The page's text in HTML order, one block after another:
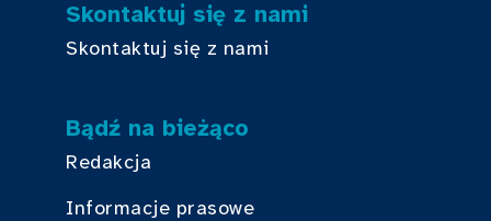
Skontaktuj się z nami
Skontaktuj się z nami
Bądź na bieżąco
Redakcja
Informacje prasowe